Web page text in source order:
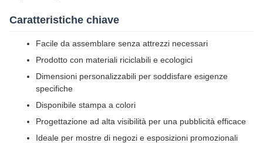
Caratteristiche chiave
Facile da assemblare senza attrezzi necessari
Prodotto con materiali riciclabili e ecologici
Dimensioni personalizzabili per soddisfare esigenze
specifiche
Disponibile stampa a colori
Progettazione ad alta visibilità per una pubblicità efficace
Ideale per mostre di negozi e esposizioni promozionali